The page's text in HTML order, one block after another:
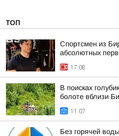
ТОП
Спортсмен из
абсолютных
17:08
В поисках
болоте вблизи
11:07
Без горячей